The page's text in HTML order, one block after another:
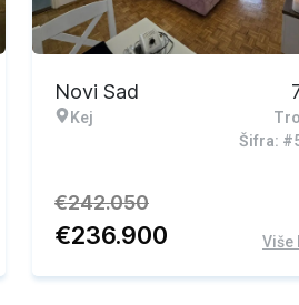
Ekskluzivna ponuda
Novi Sad
Kej
Šifra:
€242.050
€236.900 Više